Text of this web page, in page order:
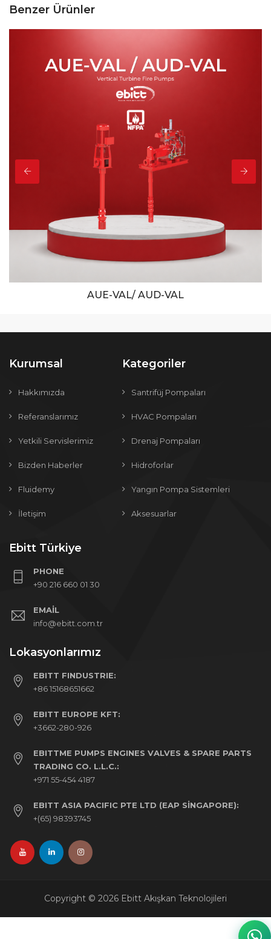
Benzer Ürünler
AUE-VAL/ AUD-VAL
Kurumsal
Hakkımızda
Referanslarımız
Yetkili Servislerimiz
Bizden Haberler
Fluidemy
İletişim
Kategoriler
Santrifüj Pompaları
HVAC Pompaları
Drenaj Pompaları
Hidroforlar
Yangın Pompa Sistemleri
Aksesuarlar
Ebitt Türkiye
PHONE
+90 216 660 01 30
EMAIL
info@ebitt.com.tr
Lokasyonlarımız
EBITT FINDUSTRIE:
+86 15168651662
EBITT EUROPE KFT:
+3662-280-926
EBITTME PUMPS ENGINES VALVES & SPARE PARTS
TRADING CO. L.L.C.:
+971 55-454 4187
EBITT ASIA PACIFIC PTE LTD (EAP SINGAPORE):
+(65) 98393745
Copyright © 2026 Ebitt Akışkan Teknolojileri